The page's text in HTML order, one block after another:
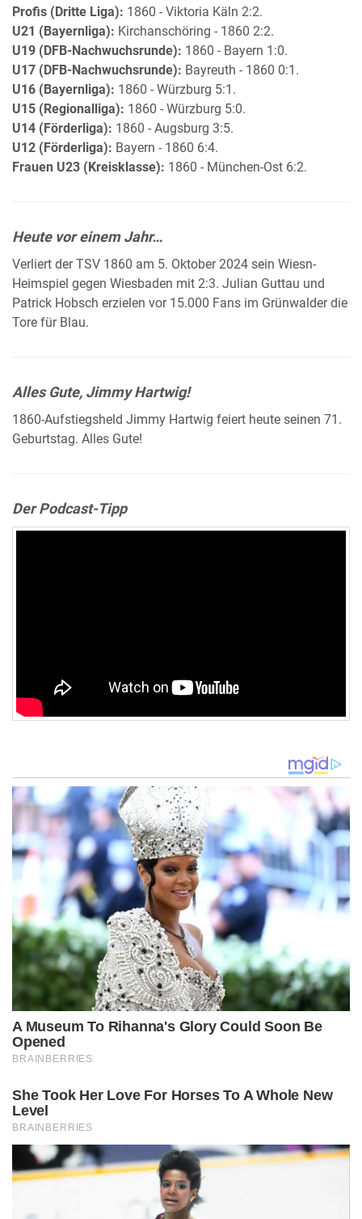
Profis (Dritte Liga): 1860 - Viktoria Käln 2:2.
U21 (Bayernliga): Kirchanschöring - 1860 2:2.
U19 (DFB-Nachwuchsrunde): 1860 - Bayern 1:0.
U17 (DFB-Nachwuchsrunde): Bayreuth - 1860 0:1.
U16 (Bayernliga): 1860 - Würzburg 5:1.
U15 (Regionalliga): 1860 - Würzburg 5:0.
U14 (Förderliga): 1860 - Augsburg 3:5.
U12 (Förderliga): Bayern - 1860 6:4.
Frauen U23 (Kreisklasse): 1860 - München-Ost 6:2.
Heute vor einem Jahr…
Verliert der TSV 1860 am 5. Oktober 2024 sein Wiesn-
Heimspiel gegen Wiesbaden mit 2:3. Julian Guttau und
Patrick Hobsch erzielen vor 15.000 Fans im Grünwalder die
Tore für Blau.
Alles Gute, Jimmy Hartwig!
1860-Aufstiegsheld Jimmy Hartwig feiert heute seinen 71.
Geburtstag. Alles Gute!
Der Podcast-Tipp